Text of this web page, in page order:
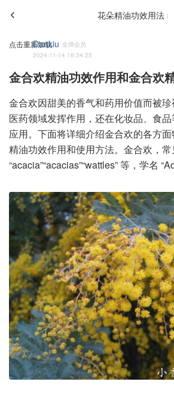
花朵精油功效用法
点击重新加载
Dankiu 金牌会员
2024-11-14 16:34:25
金合欢精油功效作用和金合欢
金合欢因甜美的香气和药用价值而被
医药领域发挥作用，还在化妆品、食
应用。下面将详细介绍金合欢的各方
精油功效作用和使用方法。金合欢，常
“acacia”“acacias”“wattles” 等，学名